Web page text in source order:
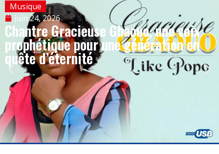
Musique
juin 24, 2026
Chantre Gracieuse Gbaouo, une voix
prophétique pour une génération en
quête d’éternité